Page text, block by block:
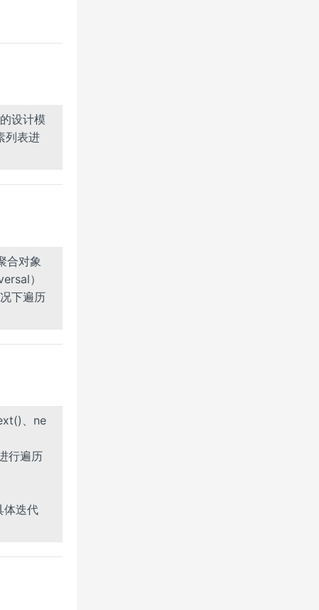
设计模
列表进
合对象
）
下遍历
、ne
行遍历
迭代